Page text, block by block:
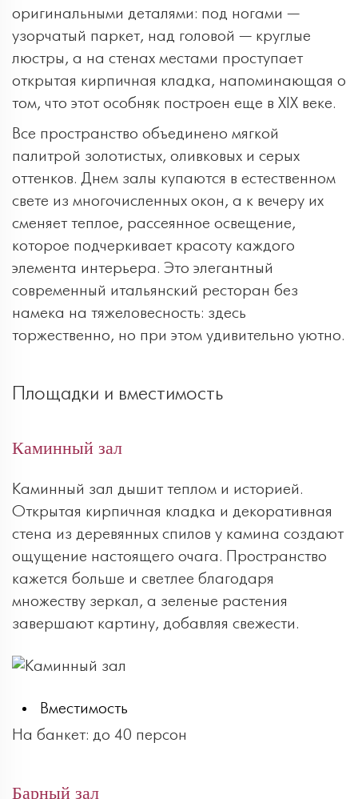
оригинальными деталями: под ногами —
узорчатый паркет, над головой — круглые
люстры, а на стенах местами проступает
открытая кирпичная кладка, напоминающая о
том, что этот особняк построен еще в XIX веке.
Все пространство объединено мягкой
палитрой золотистых, оливковых и серых
оттенков. Днем залы купаются в естественном
свете из многочисленных окон, а к вечеру их
сменяет теплое, рассеянное освещение,
которое подчеркивает красоту каждого
элемента интерьера. Это элегантный
современный итальянский ресторан без
намека на тяжеловесность: здесь
торжественно, но при этом удивительно уютно.
Площадки и вместимость
Каминный зал
Каминный зал дышит теплом и историей.
Открытая кирпичная кладка и декоративная
стена из деревянных спилов у камина создают
ощущение настоящего очага. Пространство
кажется больше и светлее благодаря
множеству зеркал, а зеленые растения
завершают картину, добавляя свежести.
Вместимость
На банкет: до 40 персон
Барный зал